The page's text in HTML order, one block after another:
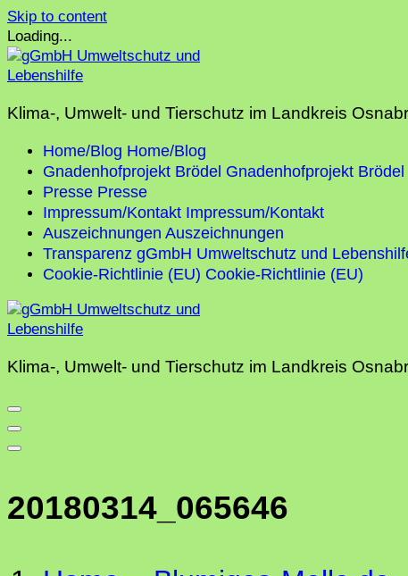
Skip to content
Loading...
Klima-, Umwelt- und Tierschutz im Landkreis
Home/Blog Home/Blog
Gnadenhofprojekt Brödel Gnadenhofprojekt Brödel
Presse Presse
Impressum/Kontakt Impressum/Kontakt
Auszeichnungen Auszeichnungen
Transparenz gGmbH Umweltschutz und
Cookie-Richtlinie (EU) Cookie-Richtlinie (EU)
Klima-, Umwelt- und Tierschutz im Landkreis
20180314_065646